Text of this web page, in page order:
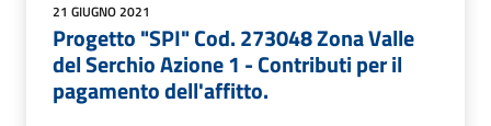
21 GIUGNO 2021
Progetto "SPI" Cod. 273048 Zona Valle
del Serchio Azione 1 - Contributi per il
pagamento dell'affitto.